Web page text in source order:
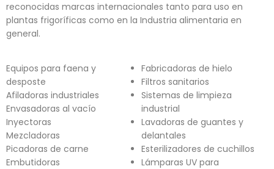
reconocidas marcas internacionales tanto para uso en
plantas frigoríficas como en la Industria alimentaria en
general.
Equipos para faena y
desposte
Afiladoras industriales
Envasadoras al vacío
Inyectoras
Mezcladoras
Picadoras de carne
Embutidoras
Fabricadoras de hielo
Filtros sanitarios
Sistemas de limpieza
industrial
Lavadoras de guantes y
delantales
Esterilizadores de cuchillos
Lámparas UV para